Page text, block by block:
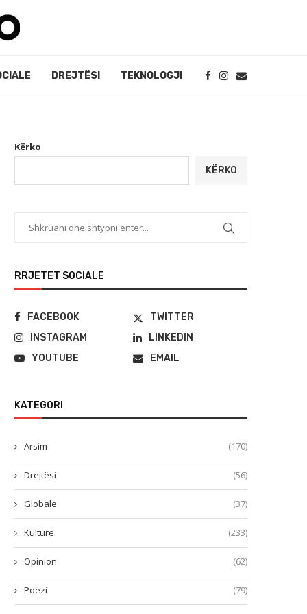
DREJTËSI TEKNOLOGJI
Kërko
KËRKO
RRJETET SOCIALE
FACEBOOK
TWITTER
INSTAGRAM
LINKEDIN
YOUTUBE
EMAIL
KATEGORI
Arsim (170)
Drejtësi (56)
Globale (37)
Kulturë (233)
Opinion (62)
Poezi (79)